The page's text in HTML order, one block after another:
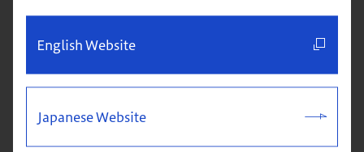
English Website
Japanese Website
（土） 10:00～12:00